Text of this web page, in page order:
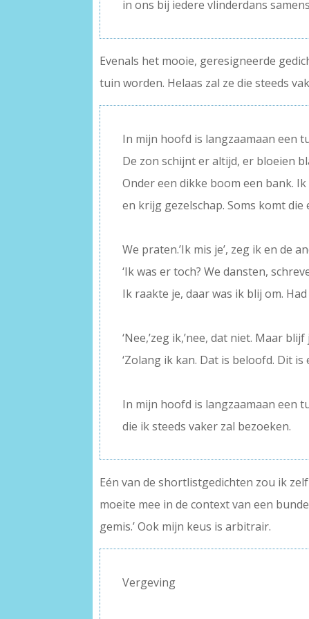
in ons bij iedere vlinderdans
Evenals het mooie, geresigneerde
tuin worden. Helaas zal ze die steeds
In mijn hoofd is langzaamaan een
De zon schijnt er altijd, er bloeien
Onder een dikke boom een bank.
en krijg gezelschap. Soms komt die
We praten.’Ik mis je’, zeg ik en de
‘Ik was er toch? We dansten,
Ik raakte je, daar was ik blij om.
‘Nee,’zeg ik,’nee, dat niet. Maar blijf
‘Zolang ik kan. Dat is beloofd. Dit is
In mijn hoofd is langzaamaan een
die ik steeds vaker zal bezoeken.
Eén van de shortlistgedichten zou ik
moeite mee in de context van een
gemis.’ Ook mijn keus is arbitrair.
Vergeving